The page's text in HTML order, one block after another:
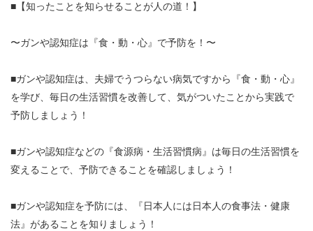
■【知ったことを知らせることが人の道！】
〜ガンや認知症は『食・動・心』で予防を！〜
■ガンや認知症は、夫婦でうつらない病気ですから『食・動・心』
を学び、毎日の生活習慣を改善して、気がついたことから実践で
予防しましょう！
■ガンや認知症などの『食源病・生活習慣病』は毎日の生活習慣を
変えることで、予防できることを確認しましょう！
■ガンや認知症を予防には、『日本人には日本人の食事法・健康
法』があることを知りましょう！